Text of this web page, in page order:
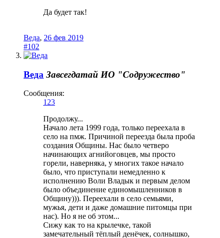
Да будет так!
Веда, 26 фев 2019
#102
Веда Завсегдатай ИО "Содружество"
Сообщения:
123
Продолжу...
Начало лета 1999 года, только переехала в
село на пмж. Причиной переезда была проба
создания Общины. Нас было четверо
начинающих агнийоговцев, мы просто
горели, наверняка, у многих такое начало
было, что приступали немедленно к
исполнению Воли Владык и первым делом
было объединение единомышленников в
Общину))). Переехали в село семьями,
мужья, дети и даже домашние питомцы при
нас). Но я не об этом...
Сижу как то на крылечке, такой
замечательный тёплый денёчек, солнышко,